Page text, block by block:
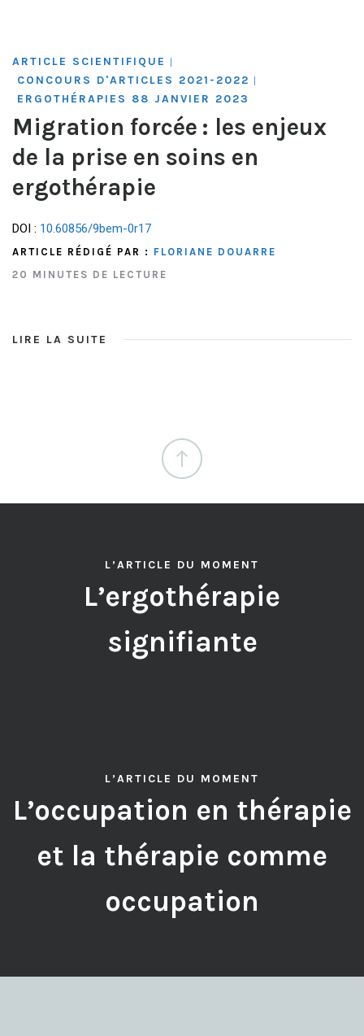
ARTICLE SCIENTIFIQUE
CONCOURS D'ARTICLES 2021-2022
ERGOTHÉRAPIES 88 JANVIER 2023
Migration forcée : les enjeux
de la prise en soins en
ergothérapie
DOI : 10.60856/9bem-0r17
ARTICLE RÉDIGÉ PAR : FLORIANE DOUARRE
20 MINUTES DE LECTURE
LIRE LA SUITE
L’ARTICLE DU MOMENT
L’ergothérapie
signifiante
L’ARTICLE DU MOMENT
L’occupation en thérapie
et la thérapie comme
occupation